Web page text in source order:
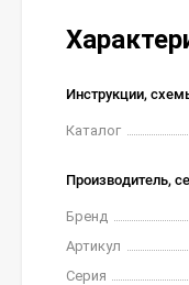
Инструкции,
Каталог
Производитель,
Бренд
Артикул
Серия